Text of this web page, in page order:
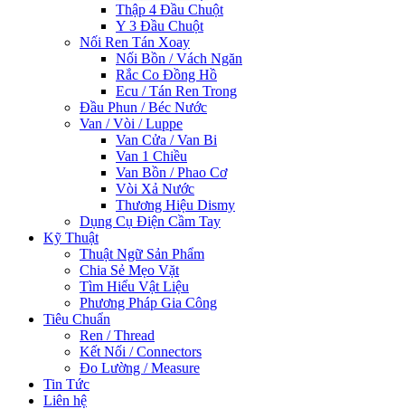
Thập 4 Đầu Chuột
Y 3 Đầu Chuột
Nối Ren Tán Xoay
Nối Bồn / Vách Ngăn
Rắc Co Đồng Hồ
Ecu / Tán Ren Trong
Đầu Phun / Béc Nước
Van / Vòi / Luppe
Van Cửa / Van Bi
Van 1 Chiều
Van Bồn / Phao Cơ
Vòi Xả Nước
Thương Hiệu Dismy
Dụng Cụ Điện Cầm Tay
Kỹ Thuật
Thuật Ngữ Sản Phẩm
Chia Sẻ Mẹo Vặt
Tìm Hiểu Vật Liệu
Phương Pháp Gia Công
Tiêu Chuẩn
Ren / Thread
Kết Nối / Connectors
Đo Lường / Measure
Tin Tức
Liên hệ